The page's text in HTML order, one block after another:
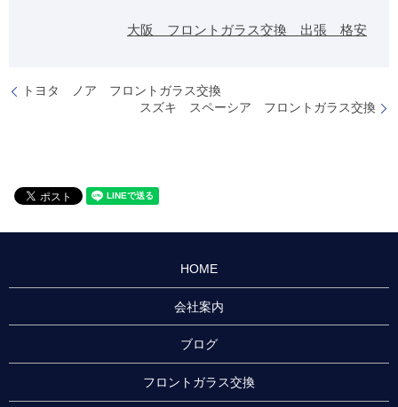
大阪 フロントガラス交換 出張 格安
トヨタ ノア フロントガラス交換
スズキ スペーシア フロントガラス交換
HOME
会社案内
ブログ
フロントガラス交換